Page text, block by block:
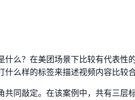
什么？在美团场景下比较有代表
么样的标签来描述视频内容比较合
同敲定。在该案例中，共有三层